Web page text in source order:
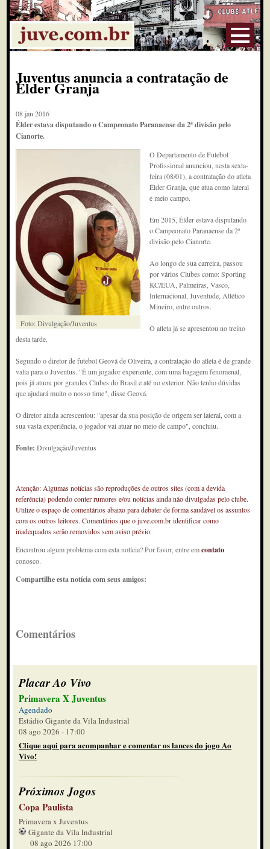
Juventus anuncia a contratação de
Élder Granja
08 jan 2016
Élder estava disputando o Campeonato Paranaense da 2ª divisão pelo
Cianorte.
Foto: Divulgação/Juventus
O Departamento de Futebol
Profissional anunciou, nesta sexta-
feira (08/01), a contratação do atleta
Élder Granja, que atua como lateral
e meio campo.
Em 2015, Élder estava disputando
o Campeonato Paranaense da 2ª
divisão pelo Cianorte.
Ao longo de sua carreira, passou
por vários Clubes como: Sporting
KC/EUA, Palmeiras, Vasco,
Internacional, Juventude, Atlético
Mineiro, entre outros.
O atleta já se apresentou no treino
desta tarde.
Segundo o diretor de futebol Geová de Oliveira, a contratação do atleta é de grande
valia para o Juventus. "É um jogador experiente, com uma bagagem fenomenal,
pois já atuou por grandes Clubes do Brasil e até no exterior. Não tenho dúvidas
que ajudará muito o nosso time", disse Geová.
O diretor ainda acrescentou: "apesar da sua posição de origem ser lateral, com a
sua vasta experiência, o jogador vai atuar no meio de campo", concluiu.
Fonte:Divulgação/Juventus
Atenção: Algumas notícias são reproduções de outros sites (com a devida
referência) podendo conter rumores e/ou notícias ainda não divulgadas pelo clube.
Utilize o espaço de comentários abaixo para debater de forma saudável os assuntos
com os outros leitores. Comentários que o juve.com.br identificar como
inadequados serão removidos sem aviso prévio.
Encontrou algum problema com esta notícia? Por favor, entre emcontato
conosco.
Compartilhe esta notícia com seus amigos:
Comentários
Placar Ao Vivo
Primavera X Juventus
Agendado
Estádio Gigante da Vila Industrial
08 ago 2026 - 17:00
Clique aqui para acompanhar e comentar os lances do jogo Ao
Vivo!
Próximos Jogos
Copa Paulista
Primavera x Juventus
Gigante da Vila Industrial
08 ago 2026 17:00